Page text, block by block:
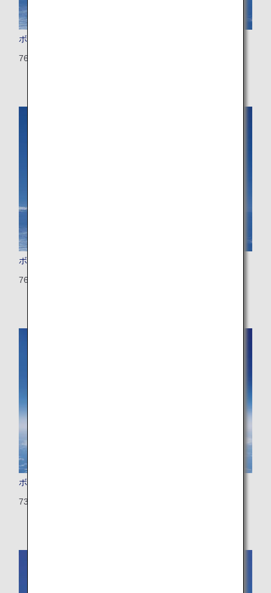
ボーイング767-300
763：270席（10席）
ボーイング767-300（国際線仕様）
763：202席（35席）
ボーイング737-800
738：166席（8席）